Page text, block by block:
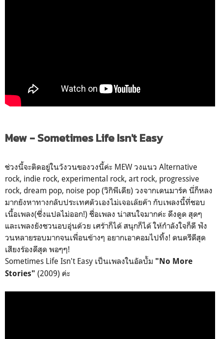
Mew - Sometimes Life Isn't Easy
ช่วงนี้จะติดอยู่ในวังวนของวงนี้ค่ะ MEW วงแนว Alternative
rock, indie rock, experimental rock, art rock, progressive
rock, dream pop, noise pop (วิกิพีเดีย) วงจากเดนมาร์ค นี่ก็หลง
มากยังหาทางกลับประเทศตัวเองไม่เจอเล๊ยค๊า กับเพลงนี้ที่ชอบ
เนื้อเพลง(ซึ่งแปลไม่ออก!) ชื่อเพลง น่าสนใจมากค่ะ ดึงดูด สุดๆ
และเพลงยังชวนอบอุ่นด้วย เศร้าก็ได้ สนุกก็ได้ ให้กำลังใจก็ดี ฟัง
วนหลายรอบมากจนเพื่อนข้างๆ อยากเอาคอมไปทิ้ง! ดนตรีดีสุด
เสียงร้องดีสุด พอๆๆ!
Sometimes Life Isn't Easy เป็นเพลงในอัลบั้ม "No More
Stories" (2009) ค่ะ